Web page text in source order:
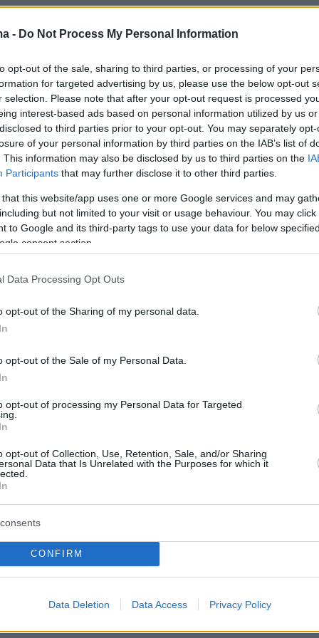
- Do Not Process My Personal Information
opt-out of the sale, sharing to third parties, or processing of your
for targeted advertising by us, please use the below opt-out
selection. Please note that after your opt-out request is processed
interest-based ads based on personal information utilized by us
to third parties prior to your opt-out. You may separately
of your personal information by third parties on the IAB’s list of
This information may also be disclosed by us to third parties on the
Participants that may further disclose it to other third parties.
that this website/app uses one or more Google services and may
but not limited to your visit or usage behaviour. You may
to Google and its third-party tags to use your data for below
consent section.
Data Processing Opt Outs
opt-out of the Sharing of my personal data.
opt-out of the Sale of my Personal Data.
opt-out of processing my Personal Data for Targeted
opt-out of Collection, Use, Retention, Sale, and/or Sharing
Data that Is Unrelated with the Purposes for which it
CONFIRM
Data Deletion Data Access Privacy Policy
ο ιερέας Δημήτριος Φωκιανός
είναι ο Αρχιδιάκονος της Ιερά Αρχιεπισκοπή
Φωκιανός, ο οποίος κατάγεται από
από νεαρή ηλικία τον δρόμο της Εκκλησίας,
από οικογένεια με εκκλησιαστική παράδοση,
πατέρας του ήταν επί σειρά ετών ως ιερέας
διάκονος το 2016 και σήμερα υπηρετεί
Αθηνών, δίπλα στον Μακαριώτατο